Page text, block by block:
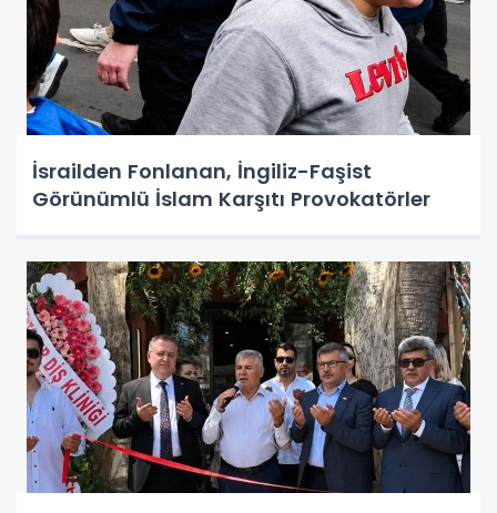
İsrailden Fonlanan, İngiliz-Faşist
Görünümlü İslam Karşıtı Provokatörler